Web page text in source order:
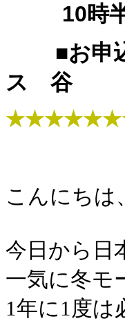
10時半
■お申込
ス 谷
こんにちは
今日から日
一気に冬モ
1年に1度は